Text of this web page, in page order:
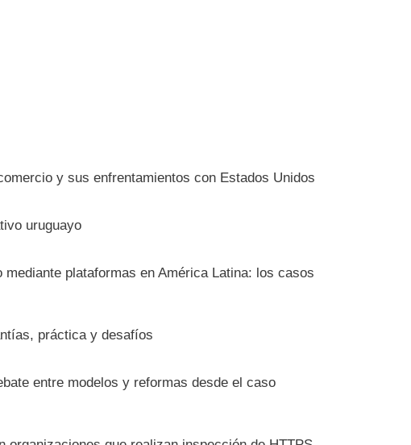
y sus enfrentamientos con Estados Unidos
uruguayo
plataformas en América Latina: los casos
práctica y desafíos
entre modelos y reformas desde el caso